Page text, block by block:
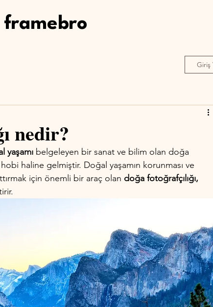
framebro
Giriş
nedir?
yaşamı belgeleyen bir sanat ve bilim olan doğa
haline gelmiştir. Doğal yaşamın korunması ve
için önemli bir araç olan doğa fotoğrafçılığı,